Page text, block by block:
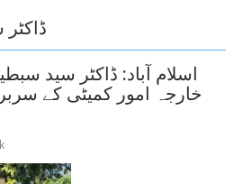
اسلام آباد: ڈاکٹر سید
خارجہ امور کمیٹی کے